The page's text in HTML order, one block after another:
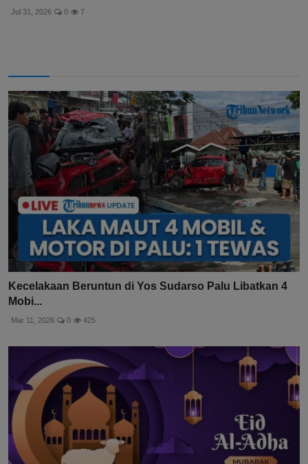
Jul 31, 2026 0 7
Kecelakaan Beruntun di Yos Sudarso Palu Libatkan 4
Mobi...
Mar 11, 2026 0 425